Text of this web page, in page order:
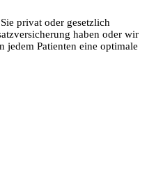
privat oder gesetzlich
haben oder wir
Patienten eine optimale